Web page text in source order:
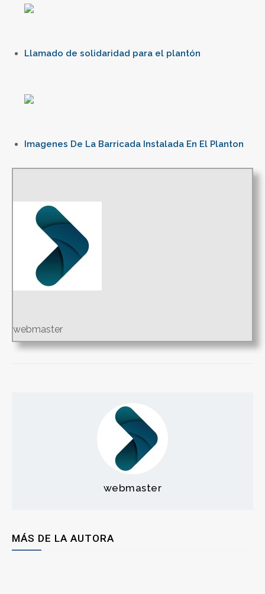
Llamado de solidaridad para el plantón
Imagenes De La Barricada Instalada En El Planton
webmaster
webmaster
MÁS DE LA AUTORA